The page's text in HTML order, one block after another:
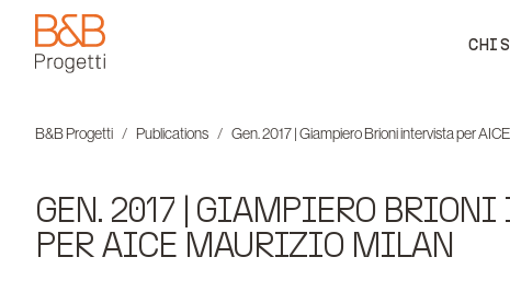
B&B Progetti
CHI
B&B Progetti Publications Gen. 2017 | Giampiero Brioni intervista per
GEN. 2017 | GIAMPIERO
PER AICE MAURIZIO MILAN